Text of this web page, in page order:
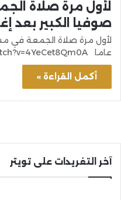
لأول مرة صلاة
صوفيا الكبير بعد إغلاقه
عاما https://www.youtube.com/watch?v=4YeCet8Qm0A
أكمل القراءة »
آخر التغريدات على تويتر